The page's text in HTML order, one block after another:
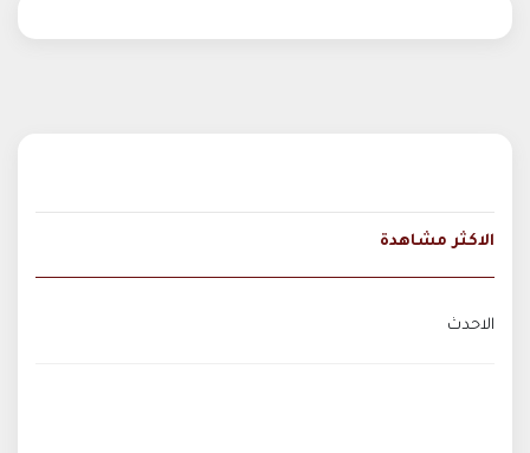
الاكثر مشاهدة
الاحدث